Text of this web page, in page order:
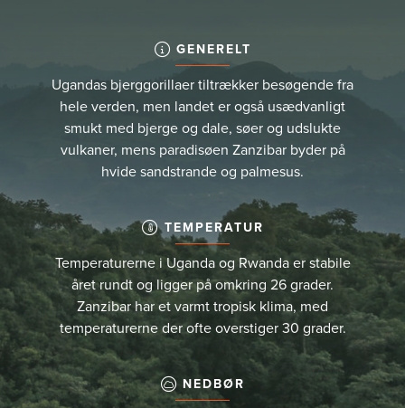
GENERELT
Ugandas bjerggorillaer tiltrækker besøgende fra
hele verden, men landet er også usædvanligt
smukt med bjerge og dale, søer og udslukte
vulkaner, mens paradisøen Zanzibar byder på
hvide sandstrande og palmesus.
TEMPERATUR
Temperaturerne i Uganda og Rwanda er stabile
året rundt og ligger på omkring 26 grader.
Zanzibar har et varmt tropisk klima, med
temperaturerne der ofte overstiger 30 grader.
NEDBØR